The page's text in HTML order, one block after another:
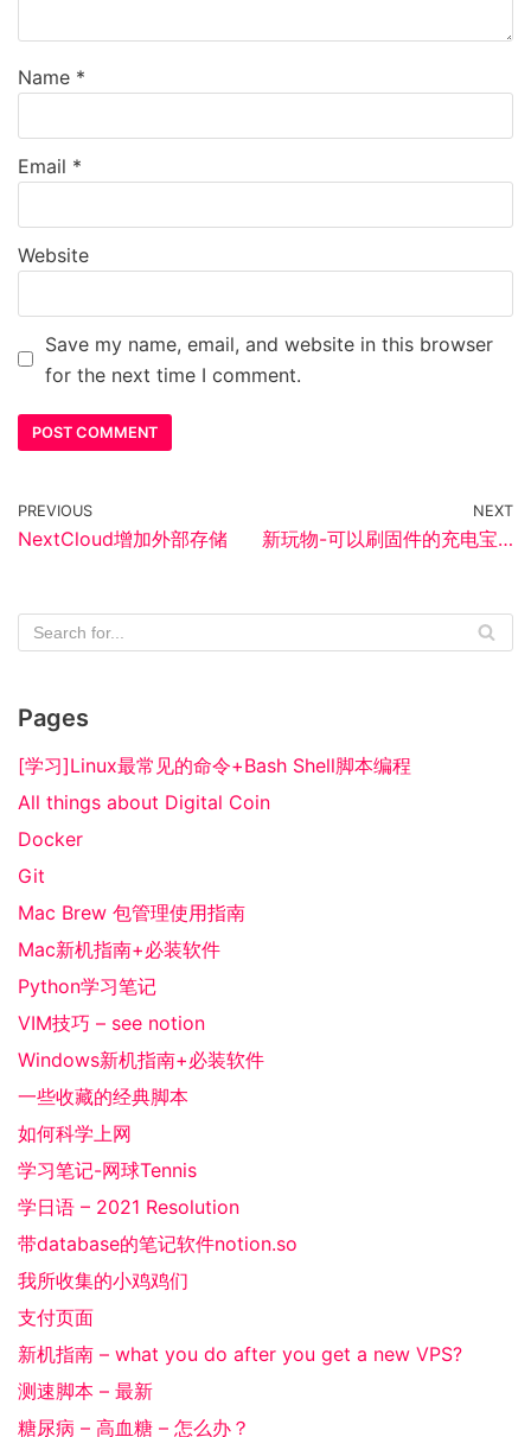
Name *
Email *
Website
Save my name, email, and website in this browser
for the next time I comment.
PREVIOUS
NextCloud增加外部存储
NEXT
新玩物-可以刷固件的充电宝…
Pages
[学习]Linux最常见的命令+Bash Shell脚本编程
All things about Digital Coin
Docker
Git
Mac Brew 包管理使用指南
Mac新机指南+必装软件
Python学习笔记
VIM技巧 – see notion
Windows新机指南+必装软件
一些收藏的经典脚本
如何科学上网
学习笔记-网球Tennis
学日语 – 2021 Resolution
带database的笔记软件notion.so
我所收集的小鸡鸡们
支付页面
新机指南 – what you do after you get a new VPS?
测速脚本 – 最新
糖尿病 – 高血糖 – 怎么办？